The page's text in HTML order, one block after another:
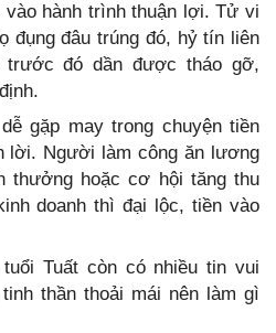
hành trình thuận lợi. Tử vi
đụng đâu trúng đó, hỷ tín liên
trước đó dần được tháo gỡ,
gặp may trong chuyện tiền
lời. Người làm công ăn lương
thưởng hoặc cơ hội tăng thu
doanh thì đại lộc, tiền vào
Tuất còn có nhiều tin vui
thần thoải mái nên làm gì